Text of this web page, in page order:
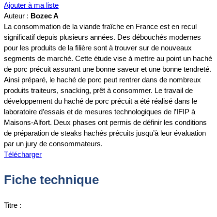
Ajouter à ma liste
Auteur : Bozec A
La consommation de la viande fraîche en France est en recul
significatif depuis plusieurs années. Des débouchés modernes
pour les produits de la filière sont à trouver sur de nouveaux
segments de marché. Cette étude vise à mettre au point un haché
de porc précuit assurant une bonne saveur et une bonne tendreté.
Ainsi préparé, le haché de porc peut rentrer dans de nombreux
produits traiteurs, snacking, prêt à consommer. Le travail de
développement du haché de porc précuit a été réalisé dans le
laboratoire d’essais et de mesures technologiques de l’IFIP à
Maisons-Alfort. Deux phases ont permis de définir les conditions
de préparation de steaks hachés précuits jusqu’à leur évaluation
par un jury de consommateurs.
Télécharger
Fiche technique
Titre :